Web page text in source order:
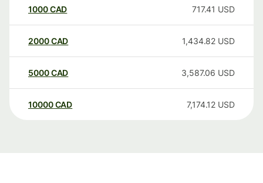
1000CAD 717.41 USD
2000CAD 1,434.82 USD
5000CAD 3,587.06 USD
10000 CAD 7,174.12 USD